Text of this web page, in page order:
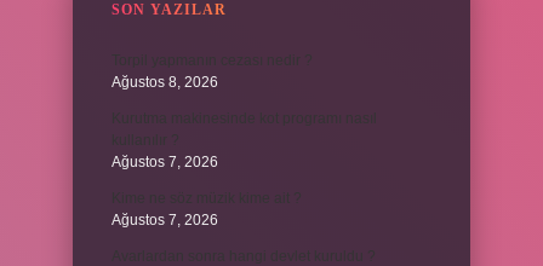
SON YAZILAR
Torpil yapmanın cezası nedir ?
Ağustos 8, 2026
Kurutma makinesinde kot programı nasıl
Ağustos 7, 2026
Ağustos 7, 2026